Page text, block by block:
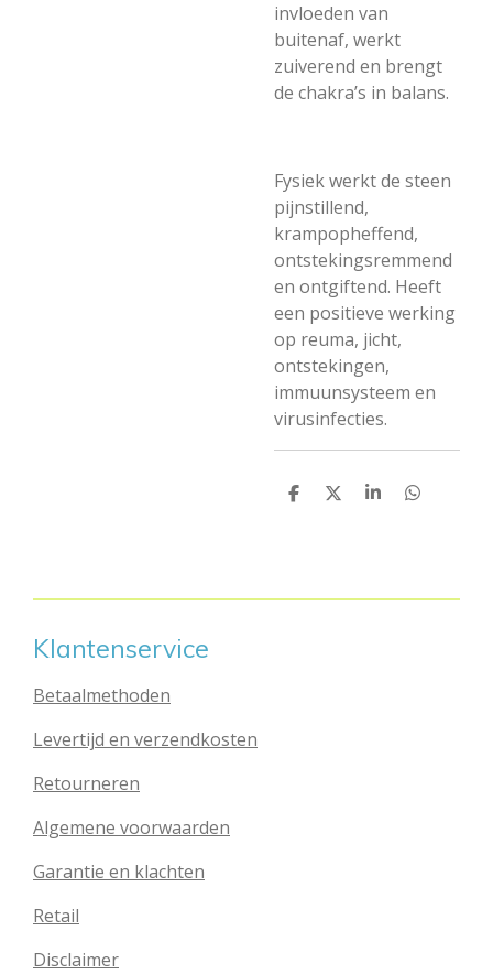
invloeden van
buitenaf, werkt
zuiverend en brengt
de chakra’s in balans.
Fysiek werkt de steen
pijnstillend,
krampopheffend,
ontstekingsremmend
en ontgiftend. Heeft
een positieve werking
op reuma, jicht,
ontstekingen,
immuunsysteem en
virusinfecties.
D
D
S
D
Klantenservice
Betaalmethoden
Levertijd en verzendkosten
Retourneren
Algemene voorwaarden
Garantie en klachten
Retail
Disclaimer